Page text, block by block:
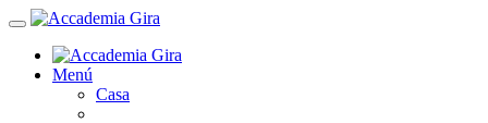
Menú
Casa